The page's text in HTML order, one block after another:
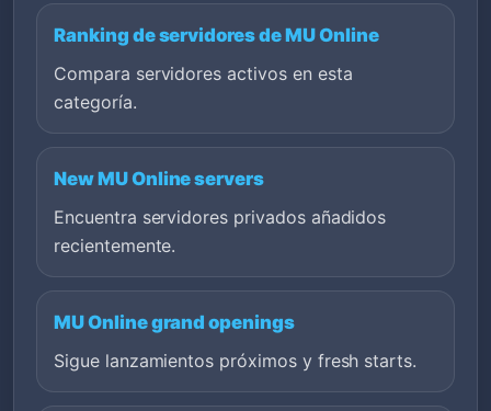
Ranking de servidores de MU Online
Compara servidores activos en esta
categoría.
New MU Online servers
Encuentra servidores privados añadidos
recientemente.
MU Online grand openings
Sigue lanzamientos próximos y fresh starts.